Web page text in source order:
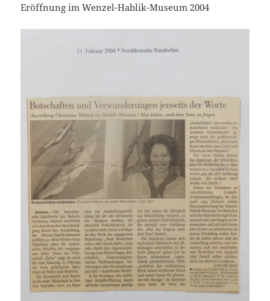
Eröffnung im Wenzel-Hablik-Museum 2004